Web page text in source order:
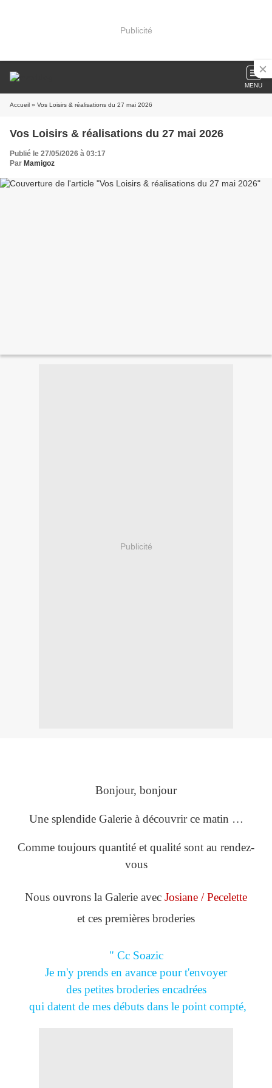
Publicité
MENU
Accueil » Vos Loisirs & réalisations du 27 mai 2026
Vos Loisirs & réalisations du 27 mai 2026
Publié le 27/05/2026 à 03:17
Par Mamigoz
Publicité
Bonjour, bonjour
Une splendide Galerie à découvrir ce matin …
Comme toujours quantité et qualité sont au rendez-
vous
Nous ouvrons la Galerie avec Josiane / Pecelette
et ces premières broderies
" Cc Soazic
Je m'y prends en avance pour t'envoyer
des petites broderies encadrées
qui datent de mes débuts dans le point compté,